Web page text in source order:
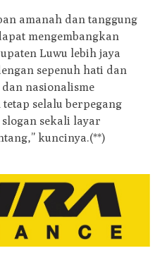
amanah dan tanggung
mengembangkan
Luwu lebih jaya
sepenuh hati dan
nasionalisme
selalu berpegang
sekali layar
kuncinya.(**)